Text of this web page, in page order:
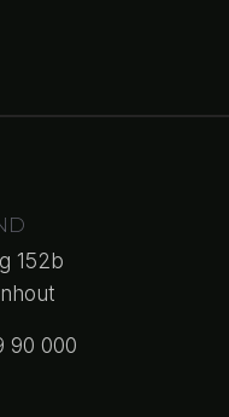
152b
90 000